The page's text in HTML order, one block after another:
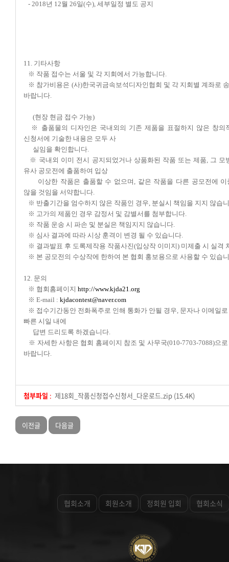
- 2018년 12월 26일(수), 세부일정 별도 공지
11. 기타사항
※ 작품 접수는 서울 및 각 지회에서 가능합니다.
※ 참가비용은 (사)한국귀금속보석디자인협회 및 각 지회별 계좌로
바랍니다.
(현장 현금 접수 가능)
※ 출품물의 디자인은 국내외의 기존 제품을 표절하지 않은 창의
신청서에 기술한 내용은 모두 사
실임을 확인합니다.
※ 국내외 이미 전시 공지되었거나 상품화된 작품 또는 제품, 그 모
유사 공모전에 출품하여 입상
이상한 작품은 출품할 수 없으며, 같은 작품을 다른 공모전에 이
않을 것임을 서약합니다.
※ 반출기간을 엄수하지 않은 작품인 경우, 분실시 책임을 지지 않습
※ 고가의 제품인 경우 감정서 및 감별서를 첨부합니다.
※ 작품 운송 시 파손 및 분실은 책임지지 않습니다.
※ 심사 결과에 따라 시상 훈격이 변경 될 수 있습니다.
※ 결과발표 후 도록제작용 작품사진(입상작 이미지) 미제출 시 실격
※ 본 공모전의 수상작에 한하여 본 협회 홍보용으로 사용할 수 있습
12. 문의
※ 협회홈페이지 http://www.kjda21.org
※ E-mail : kjdacontest@naver.com
※ 접수기간동안 전화폭주로 인해 통화가 안될 경우, 문자나 이메일
빠른 시일 내에
답변 드리도록 하겠습니다.
※ 자세한 사항은 협회 홈페이지 참조 및 사무국(010-7703-7088)으
바랍니다.
첨부파일 : 제18회_작품신청접수신청서_다운로드.zip (15.4K)
이전글 다음글
협회소개 회원소개 정회원 입회 협회소식